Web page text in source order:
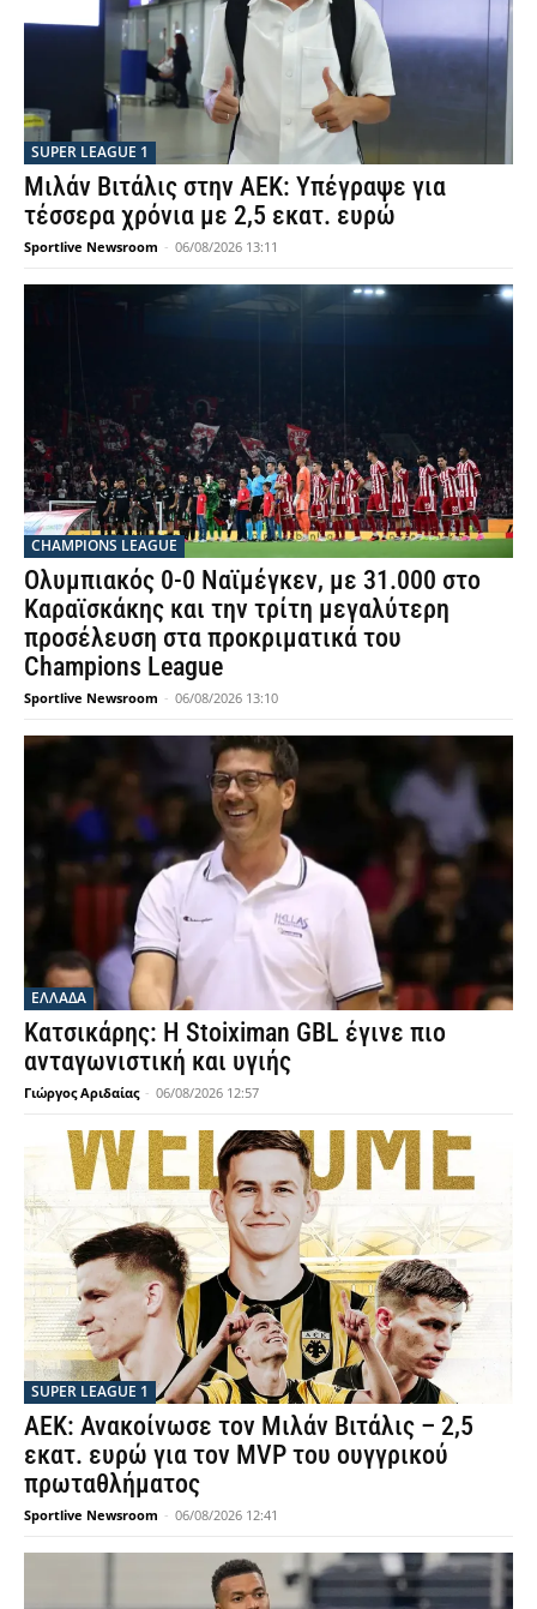
SUPER LEAGUE 1
Μιλάν Βιτάλις στην ΑΕΚ: Υπέγραψε για
τέσσερα χρόνια με 2,5 εκατ. ευρώ
Sportlive Newsroom - 06/08/2026 13:11
CHAMPIONS LEAGUE
Ολυμπιακός 0-0 Ναϊμέγκεν, με 31.000 στο
Καραϊσκάκης και την τρίτη μεγαλύτερη
προσέλευση στα προκριματικά του
Champions League
Sportlive Newsroom - 06/08/2026 13:10
ΕΛΛΑΔΑ
Κατσικάρης: Η Stoiximan GBL έγινε πιο
ανταγωνιστική και υγιής
Γιώργος Αριδαίας - 06/08/2026 12:57
SUPER LEAGUE 1
ΑΕΚ: Ανακοίνωσε τον Μιλάν Βιτάλις – 2,5
εκατ. ευρώ για τον MVP του ουγγρικού
πρωταθλήματος
Sportlive Newsroom - 06/08/2026 12:41